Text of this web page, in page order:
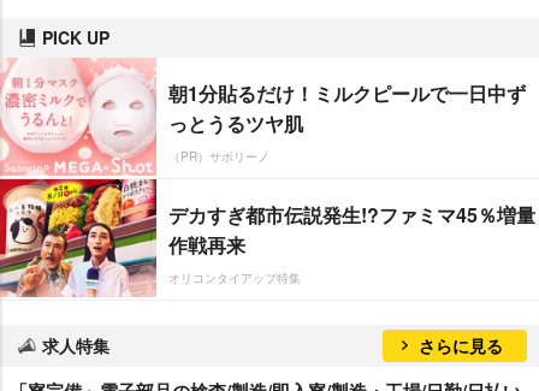
PICK UP
朝1分貼るだけ！ミルクピールで一日中ず
っとうるツヤ肌
（PR）サボリーノ
デカすぎ都市伝説発生!?ファミマ45％増量
作戦再来
オリコンタイアップ特集
求人特集 さらに見る